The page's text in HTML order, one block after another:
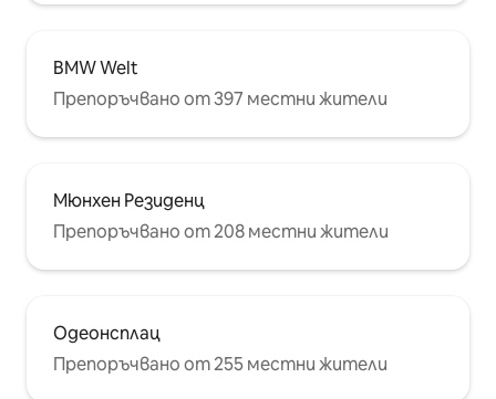
BMW Welt
Препоръчвано от 397 местни жители
Мюнхен Резиденц
Препоръчвано от 208 местни жители
Одеонсплац
Препоръчвано от 255 местни жители